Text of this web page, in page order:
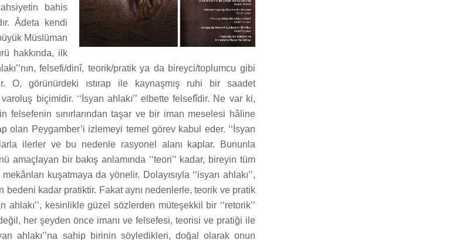
bahis
Âdeta kendi
Müslüman
hakkında, ilk
felsefi/dinî, teorik/pratik ya da bireyci/toplumcu gibi
O, görünürdeki ıstırap ile kaynaşmış ruhi bir saadet
biçimidir. ‘‘İsyan ahlakı’’ elbette felsefîdir. Ne var ki,
felsefenin sınırlarından taşar ve bir iman meselesi hâline
olan Peygamber’i izlemeyi temel görev kabul eder. ‘‘İsyan
ilerler ve bu nedenle rasyonel alanı kaplar. Bununla
amaçlayan bir bakış anlamında ‘‘teori’’ kadar, bireyin tüm
kuşatmaya da yönelir. Dolayısıyla ‘‘isyan ahlakı’’,
bedeni kadar pratiktir. Fakat aynı nedenlerle, teorik ve pratik
ahlakı’’, kesinlikle güzel sözlerden müteşekkil bir ‘‘retorik’’
değil, her şeyden önce imanı ve felsefesi, teorisi ve pratiği ile
ahlakı’’na sahip birinin söyledikleri, doğal olarak onun